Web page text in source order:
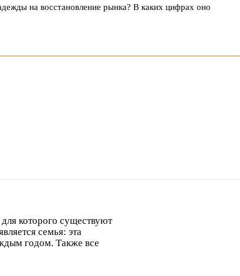
на восстановление рынка? В каких цифрах оно
которого существуют
семья: эта
годом. Также все